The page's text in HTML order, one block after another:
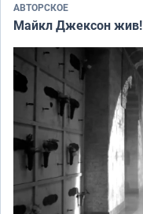
АВТОРСКОЕ
Майкл Джексон жив!